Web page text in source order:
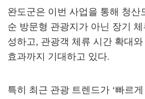
완도군은 이번 사업을 통해 청산
순 방문형 관광지가 아닌 장기
성하고, 관광객 체류 시간 확대
효과까지 기대하고 있다.
특히 최근 관광 트렌드가 ‘빠르